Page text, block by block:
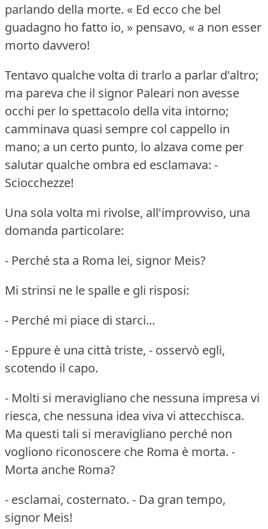
parlando della morte. « Ed ecco che bel
guadagno ho fatto io, » pensavo, « a non esser
morto davvero!
Tentavo qualche volta di trarlo a parlar d'altro;
ma pareva che il signor Paleari non avesse
occhi per lo spettacolo della vita intorno;
camminava quasi sempre col cappello in
mano; a un certo punto, lo alzava come per
salutar qualche ombra ed esclamava: -
Sciocchezze!
Una sola volta mi rivolse, all'improvviso, una
domanda particolare:
- Perché sta a Roma lei, signor Meis?
Mi strinsi ne le spalle e gli risposi:
- Perché mi piace di starci...
- Eppure è una città triste, - osservò egli,
scotendo il capo.
- Molti si meravigliano che nessuna impresa vi
riesca, che nessuna idea viva vi attecchisca.
Ma questi tali si meravigliano perché non
vogliono riconoscere che Roma è morta. -
Morta anche Roma?
- esclamai, costernato. - Da gran tempo,
signor Meis!